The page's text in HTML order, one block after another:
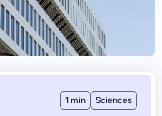
1 min Sciences